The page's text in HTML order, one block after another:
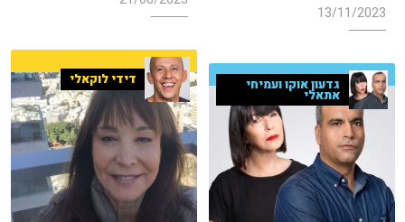
13/11/2023
דידי לוקאלי גדעון אוקו ועמיחי
אתאלי